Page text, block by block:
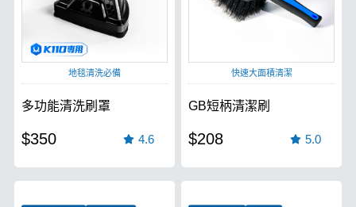
地毯清洗必備
多功能清洗刷罩
$350 4.6
快速大面積清潔
GB短柄清潔刷
$208 5.0